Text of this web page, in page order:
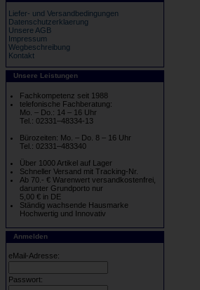
Liefer- und Versandbedingungen
Datenschutzerklaerung
Unsere AGB
Impressum
Wegbeschreibung
Kontakt
Unsere Leistungen
Fachkompetenz seit 1988
telefonische Fachberatung:
Mo. – Do.: 14 – 16 Uhr
Tel.: 02331–48334-13
Bürozeiten: Mo. – Do. 8 – 16 Uhr
Tel.: 02331–483340
Über 1000 Artikel auf Lager
Schneller Versand mit Tracking-Nr.
Ab 70.- € Warenwert versandkostenfrei,
darunter Grundporto nur
5,00 € in DE
Ständig wachsende Hausmarke
Hochwertig und Innovativ
Anmelden
eMail-Adresse:
Passwort: